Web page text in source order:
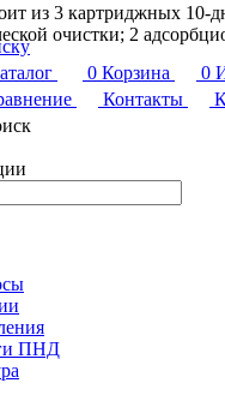
из 3 картриджных 10-
очистки; 2
и прессованным
системы для очистки
температура воды от
к системе
крепежных
система проста в
качества
в эксплуатации
от водопровода.
0 Корзина 0
Контакты
ПНД